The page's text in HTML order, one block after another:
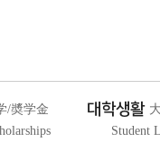
/奬学金
대학생활
Student